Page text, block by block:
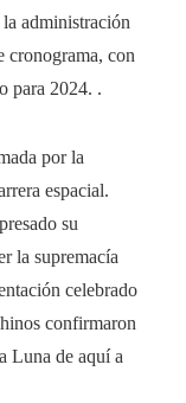
administración
cronograma, con
para 2024. .
por la
espacial.
su
la supremacía
celebrado
confirmaron
Luna de aquí a